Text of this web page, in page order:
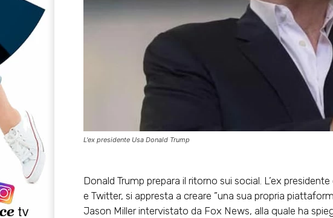
L'ex presidente Usa Donald Trump
Donald Trump prepara il ritorno sui social. L’ex
e Twitter, si appresta a creare ”una sua propria
Jason Miller intervistato da Fox News, alla quale ha